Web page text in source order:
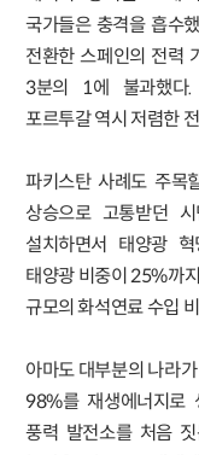
국가들은 충격을 흡수
전환한 스페인의 전력
3분의 1에 불과했다
포르투갈 역시 저렴한
파키스탄 사례도 주목
상승으로 고통받던
설치하면서 태양광
태양광 비중이 25%까
규모의 화석연료 수입
아마도 대부분의 나라
98%를 재생에너지로
풍력 발전소를 처음